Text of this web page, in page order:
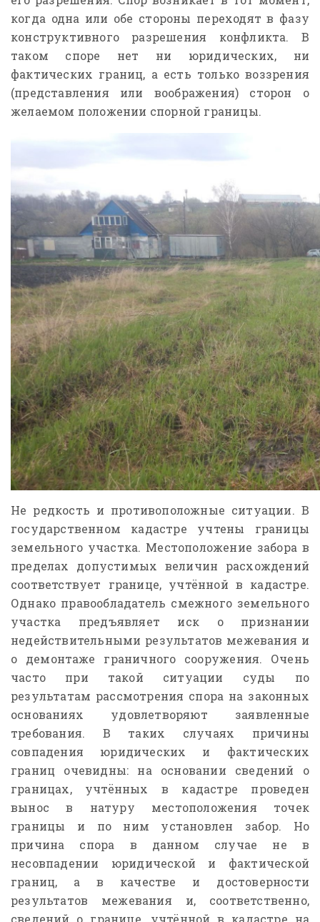
когда одна или обе стороны переходят в фазу
конструктивного разрешения конфликта. В
таком споре нет ни юридических, ни
фактических границ, а есть только воззрения
(представления или воображения) сторон о
желаемом положении спорной границы.
Не редкость и противоположные ситуации. В
государственном кадастре учтены границы
земельного участка. Местоположение забора в
пределах допустимых величин расхождений
соответствует границе, учтённой в кадастре.
Однако правообладатель смежного земельного
участка предъявляет иск о признании
недействительными результатов межевания и
о демонтаже граничного сооружения. Очень
часто при такой ситуации суды по
результатам рассмотрения спора на законных
основаниях удовлетворяют заявленные
требования. В таких случаях причины
совпадения юридических и фактических
границ очевидны: на основании сведений о
границах, учтённых в кадастре проведен
вынос в натуру местоположения точек
границы и по ним установлен забор. Но
причина спора в данном случае не в
несовпадении юридической и фактической
границ, а в качестве и достоверности
результатов межевания и, соответственно,
сведений о границе, учтённой в кадастре на